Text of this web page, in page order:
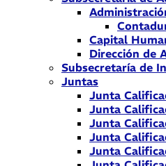
Capital
Dirección de
Subsecretaría de
Juntas
Junta
Junta
Junta
Junta
Junta